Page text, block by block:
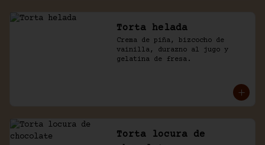
Torta helada
Crema de piña, bizcocho de
vainilla, durazno al jugo y
gelatina de fresa.
Torta locura de